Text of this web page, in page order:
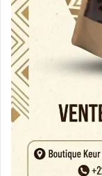
لم يحترموا
ولا هم
رغم
الاحترام.
المتّحدة و
1978, ففي المادّة 5 جاء ما يلي: ” بل –
حقّ جماعات
وفي